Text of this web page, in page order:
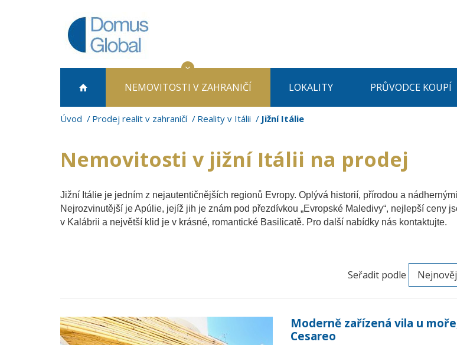
NEMOVITOSTI V ZAHRANIČÍ LOKALITY PRŮVODCE KOUPÍ
Úvod Prodej realit v zahraničí Reality v Itálii Jižní Itálie
Nemovitosti v jižní Itálii na prodej
Jižní Itálie je jedním z nejautentičnějších regionů Evropy. Oplývá historií, přírodou a
Nejrozvinutější je Apúlie, jejíž jih je znám pod přezdívkou „Evropské Maledivy“, nejlepší ceny
v Kalábrii a největší klid je v krásné, romantické Basilicatě. Pro další nabídky nás kontaktujte.
Seřadit podle
Moderně zařízená vila u
Cesareo